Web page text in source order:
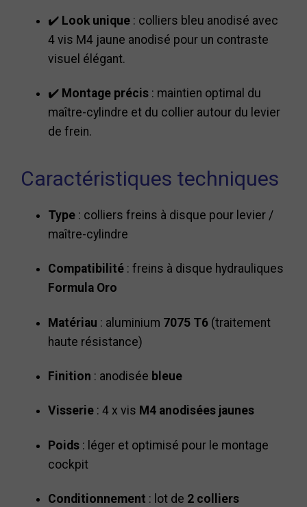
✔️ Look unique : colliers bleu anodisé avec
4 vis M4 jaune anodisé pour un contraste
visuel élégant.
✔️ Montage précis : maintien optimal du
maître-cylindre et du collier autour du levier
de frein.
Caractéristiques techniques
Type : colliers freins à disque pour levier /
maître-cylindre
Compatibilité : freins à disque hydrauliques
Formula Oro
Matériau : aluminium 7075 T6 (traitement
haute résistance)
Finition : anodisée bleue
Visserie : 4 x vis M4 anodisées jaunes
Poids : léger et optimisé pour le montage
cockpit
Conditionnement : lot de 2 colliers